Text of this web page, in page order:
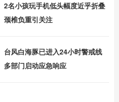
2名小孩玩手机低头幅度近乎折叠
颈椎负重引关注
台风白海豚已进入24小时警戒线
多部门启动应急响应